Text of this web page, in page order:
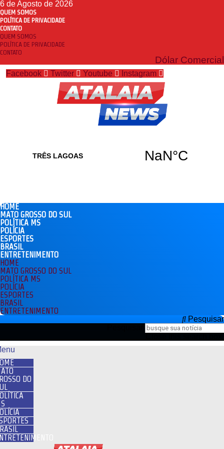
6 de Agosto de 2026
QUEM SOMOS
POLÍTICA DE PRIVACIDADE
CONTATO
QUEM SOMOS
POLÍTICA DE PRIVACIDADE
CONTATO
Dólar Comercial
Facebook Twitter Youtube Instagram
HOME
MATO GROSSO DO SUL
POLÍTICA MS
POLÍCIA
ESPORTES
BRASIL
ENTRETENIMENTO
HOME
MATO GROSSO DO SUL
POLÍTICA MS
POLÍCIA
ESPORTES
BRASIL
ENTRETENIMENTO
Pesquisar
DO